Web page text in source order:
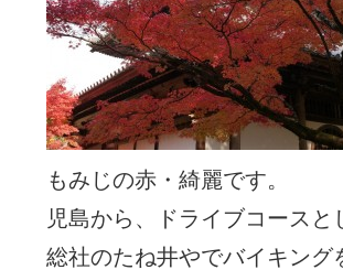
もみじの赤・綺麗です。
児島から、ドライブコースと
総社のたね井やでバイキング